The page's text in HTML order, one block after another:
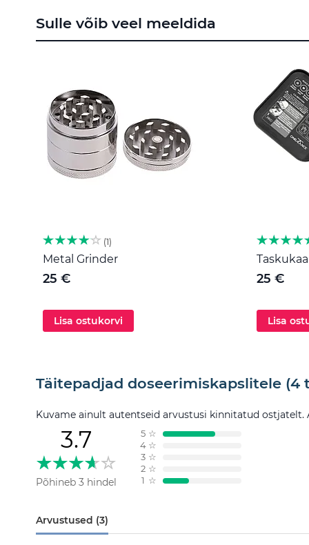
the
beginning
gallery
Sulle võib veel meeldida
1
Metal Grinder
25 €
Lisa ostukorvi
25 €
Lisa
Täitepadjad doseerimiskapslitele (4
Kuvame ainult autentseid arvustusi kinnitatud ostjatelt.
3.7
Põhineb 3 hindel
5 ☆
4 ☆
3 ☆
2 ☆
1 ☆
Arvustused (3)